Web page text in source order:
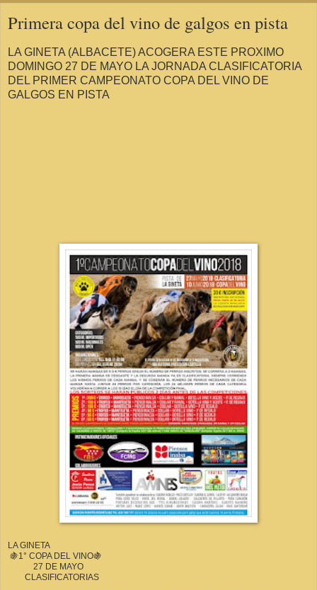
Primera copa del vino de galgos en pista
LA GINETA (ALBACETE) ACOGERA ESTE PROXIMO
DOMINGO 27 DE MAYO LA JORNADA CLASIFICATORIA
DEL PRIMER CAMPEONATO COPA DEL VINO DE
GALGOS EN PISTA
LA GINETA
🍇1° COPA DEL VINO🍇
27 DE MAYO
CLASIFICATORIAS